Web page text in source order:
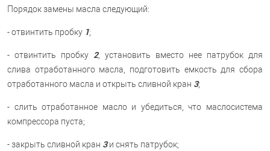
Порядок замены масла следующий:
- отвинтить пробку 1;
- отвинтить пробку 2, установить вместо нее патрубок для
слива отработанного масла, подготовить емкость для сбора
отработанного масла и открыть сливной кран 3;
- слить отработанное масло и убедиться, что маслосистема
компрессора пуста;
- закрыть сливной кран 3и снять патрубок;